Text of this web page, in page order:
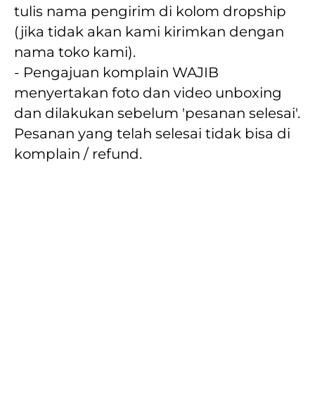
tulis nama pengirim di kolom dropship
(jika tidak akan kami kirimkan dengan
nama toko kami).
- Pengajuan komplain WAJIB
menyertakan foto dan video unboxing
dan dilakukan sebelum 'pesanan selesai'.
Pesanan yang telah selesai tidak bisa di
komplain / refund.